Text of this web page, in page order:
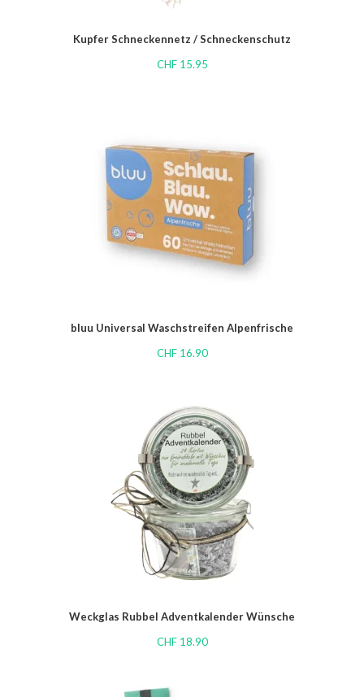
Kupfer Schneckennetz / Schneckenschutz
CHF15.95
bluu Universal Waschstreifen Alpenfrische
CHF16.90
Weckglas Rubbel Adventkalender Wünsche
CHF18.90